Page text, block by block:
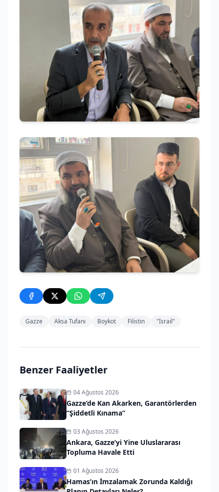
Gazze Aksa Tufanı Boykot Filistin "İsrail"
Benzer Faaliyetler
04 Ağustos 2026
Gazze’de Kan Akarken, Garantörlerden
“Şiddetli Kınama”
03 Ağustos 2026
Ankara, Gazze’yi Yine Uluslararası
Topluma Havale Etti
01 Ağustos 2026
Hamas’ın İmzalamak Zorunda Kaldığı